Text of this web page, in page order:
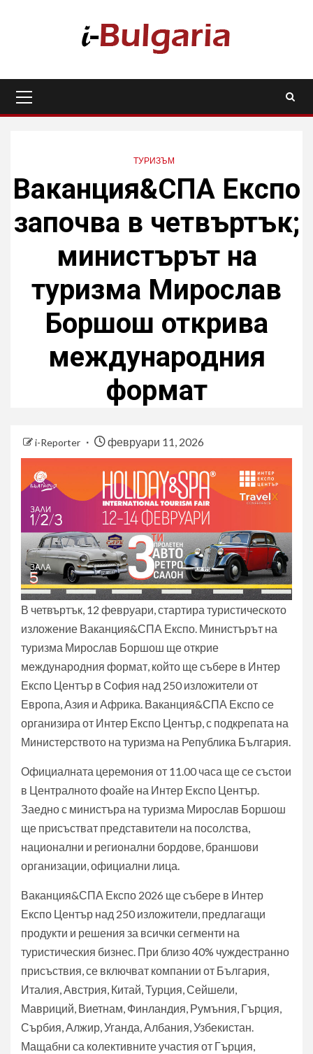
Menu
ТУРИЗЪМ
Ваканция&СПА Експо
започва в четвъртък;
министърът на
туризма Мирослав
Боршош открива
международния
формат
i-Reporter февруари 11, 2026
В четвъртък, 12 февруари, стартира туристическото
изложение Ваканция&СПА Експо. Министърът на
туризма Мирослав Боршош ще открие
международния формат, който ще събере в Интер
Експо Център в София над 250 изложители от
Европа, Азия и Африка. Ваканция&СПА Експо се
организира от Интер Експо Център, с подкрепата на
Министерството на туризма на Република България.
Официалната церемония от 11.00 часа ще се състои
в Централното фоайе на Интер Експо Център.
Заедно с министъра на туризма Мирослав Боршош
ще присъстват представители на посолства,
национални и регионални бордове, браншови
организации, официални лица.
Ваканция&СПА Експо 2026 ще събере в Интер
Експо Център над 250 изложители, предлагащи
продукти и решения за всички сегменти на
туристическия бизнес. При близо 40% чуждестранно
присъствия, се включват компании от България,
Италия, Австрия, Китай, Турция, Сейшели,
Мавриций, Виетнам, Финландия, Румъния, Гърция,
Сърбия, Алжир, Уганда, Албания, Узбекистан.
Мащабни са колективните участия от Гърция,